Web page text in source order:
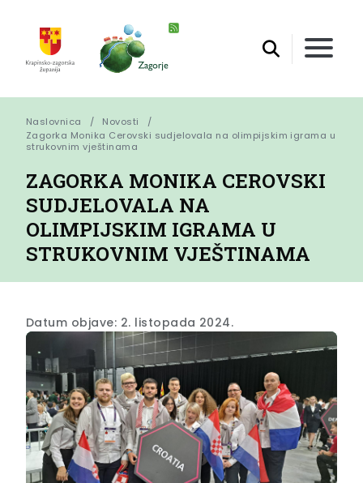
Naslovnica
Novosti
Zagorka Monika Cerovski sudjelovala na olimpijskim igrama u
strukovnim vještinama
ZAGORKA MONIKA CEROVSKI
SUDJELOVALA NA
OLIMPIJSKIM IGRAMA U
STRUKOVNIM VJEŠTINAMA
Datum objave: 2. listopada 2024.